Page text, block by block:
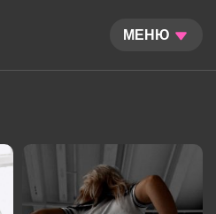
МЕНЮ